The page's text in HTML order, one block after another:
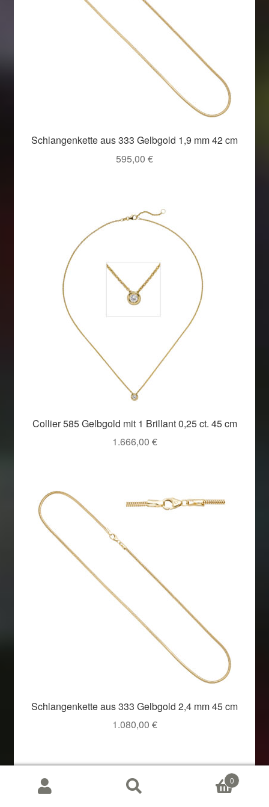
Schlangenkette aus 333 Gelbgold 1,9 mm 42 cm
595,00 €
Collier 585 Gelbgold mit 1 Brillant 0,25 ct. 45 cm
1.666,00 €
Schlangenkette aus 333 Gelbgold 2,4 mm 45 cm
1.080,00 €
Suchen
0